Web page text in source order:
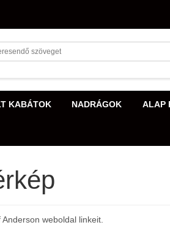
KABÁTOK NADRÁGOK ALAP
weboldal linkeit.